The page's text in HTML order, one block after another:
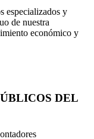
especializados y
de nuestra
económico y
DEL